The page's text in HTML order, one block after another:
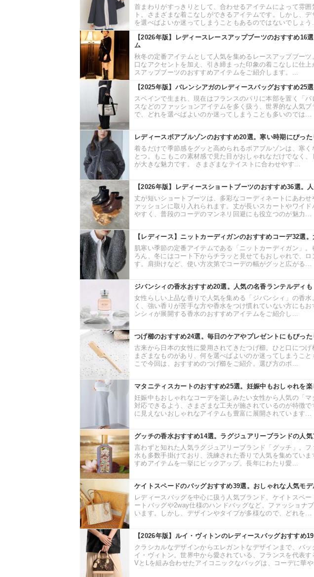
首まわりがすっきりとして、合わせるアイテムによって雰
ト。さまざまな着こなしができるアイテムです。しかし、
を選べばよいか迷ってしまうこともあるのではないでしょう
【2026年版】レディースレースアップブーツのおすすめ16
ム
秋冬の定番アイテムとして人気を集めるレースアップブー
口なアクセントを加え、引き締まった印象の着こなしに仕
スアップブーツのおすすめアイテムをご紹介します。...
【2025年版】バレンシアガのレディースバッグおすすめ25
スペインで生まれ、現在はフランスのパリに本部を置く「
スなどのファッションアイテムを多く扱う、世界的な人気
で、どれを選べばよいのか迷ってしまうことも多いのでは...
レディースボアブルゾンのおすすめ20選。寒い時期にぴっ
着るだけで季節感をグッと高められるボアブルゾンは、寒
とつ。もこもこの素材感で見た目がおしゃれなだけでなく
が大きな魅力です。 さまざまなテイストに合わせやす...
【2026年版】レディースショートブーツのおすすめ36選。
丈が短いショートブーツは、多彩なコーディネートにあわ
ァッションに取り入れられます。丈が長いスカートやワイ
やすく、普段のコーデのマンネリ回避にも役立つのが魅力...
【レディース】ニットカーディガンのおすすめコーデ32選
肌寒い季節の定番アイテムである「ニットカーディガン」
ろん、冬にはコート下からチラッと見せてもおしゃれで、
す。肩掛けなど、使い方次第でコーデの幅がグッと広がる...
ジバンシィの香水おすすめ20選。人気の名香ランテルディも
女性らしい上品な香りで人気を集める「ジバンシィ」の香
く、強い香りが苦手な方や香水をつけ慣れていない方にも
ンシィが展開する香水のおすすめアイテムをご紹介し...
つげ櫛のおすすめ24選。毎日のケアやプレゼントにもぴった
古来から日本の女性に愛用されてきたつげ櫛。ひと口につ
まざまなものがあり、何を選べばよいのか迷ってしまうこ
こで今回は、おすすめのつげ櫛をご紹介。選び方のポ...
マタニティスカートのおすすめ25選。妊娠中もおしゃれを楽
妊娠中もおしゃれなコーデを楽しみたい女性から人気の「
対応できるよう、さまざまな工夫が施されているのが特徴
に見えないおしゃれなアイテムも豊富に展開されています...
グッチの香水おすすめ14選。ラグジュアリーブランドの人
言わずと知れた人気ラグジュアリーブランド「グッチ」。
水も多数手掛けており、洗練された香りで人気を集めてい
すめアイテムを一挙にピックアップ。長年にわたり愛...
ケイトスペードのバッグおすすめ39選。おしゃれな人気モ
レディースバッグを中心に扱う人気ブランド、ケイトスペ
ートバッグや2way仕様のハンドバッグなど、ファッショナ
います。しかし、デザインやタイプが多様なので、どれを...
【2026年版】ルイ・ヴィトンのレディースバッグおすすめ
クラシカルなデザインからエレガントなデザインまで、バ
イ・ヴィトン。世界中から愛されている、フランスを代表す
VとLを組み合わせたアイコニックなバッグは、コーデに華や